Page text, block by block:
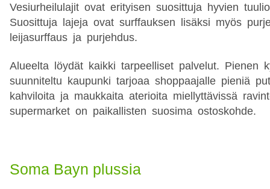
Vesiurheilulajit ovat erityisen suosittuja hyvien
Suosittuja lajeja ovat surffauksen lisäksi myös
leijasurffaus ja purjehdus.
Alueelta löydät kaikki tarpeelliset palvelut. Pienen
suunniteltu kaupunki tarjoaa shoppaajalle pieniä
kahviloita ja maukkaita aterioita miellyttävissä
supermarket on paikallisten suosima ostoskohde.
Soma Bayn plussia